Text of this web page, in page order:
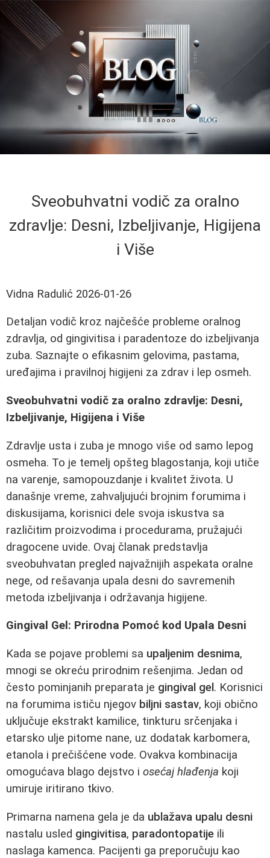
Sveobuhvatni vodič za oralno
zdravlje: Desni, Izbeljivanje, Higijena
i Više
Vidna Radulić 2026-01-26
Detaljan vodič kroz najčešće probleme oralnog
zdravlja, od gingivitisa i paradentoze do izbeljivanja
zuba. Saznajte o efikasnim gelovima, pastama,
uređajima i pravilnoj higijeni za zdrav i lep osmeh.
Sveobuhvatni vodič za oralno zdravlje: Desni,
Izbeljivanje, Higijena i Više
Zdravlje usta i zuba je mnogo više od samo lepog
osmeha. To je temelj opšteg blagostanja, koji utiče
na varenje, samopouzdanje i kvalitet života. U
današnje vreme, zahvaljujući brojnim forumima i
diskusijama, korisnici dele svoja iskustva sa
različitim proizvodima i procedurama, pružajući
dragocene uvide. Ovaj članak predstavlja
sveobuhvatan pregled najvažnijih aspekata oralne
nege, od rešavanja upala desni do savremenih
metoda izbeljivanja i održavanja higijene.
Gingival Gel: Prirodna Pomoć kod Upala Desni
Kada se pojave problemi sa upaljenim desnima,
mnogi se okreću prirodnim rešenjima. Jedan od
često pominjanih preparata je gingival gel . Korisnici
na forumima ističu njegov biljni sastav, koji obično
uključuje ekstrakt kamilice, tinkturu srčenjaka i
etarsko ulje pitome nane, uz dodatak karbomera,
etanola i prečišćene vode. Ovakva kombinacija
omogućava blago dejstvo i osećaj hlađenja koji
umiruje iritirano tkivo.
Primarna namena gela je da ublažava upalu desni
nastalu usled gingivitisa, paradontopatije ili
naslaga kamenca. Pacijenti ga preporučuju kao